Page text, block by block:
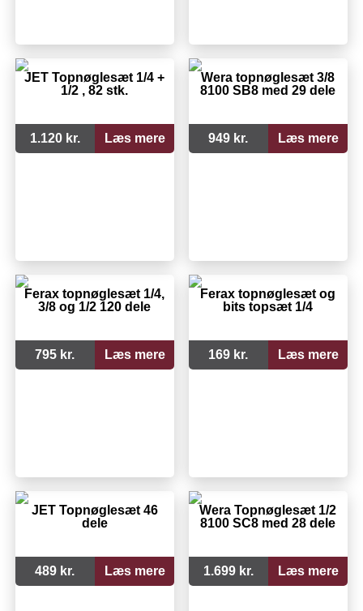
JET Topnøglesæt 1/4 +
1/2 , 82 stk.
1.120 kr. Læs mere
Wera topnøglesæt 3/8
8100 SB8 med 29 dele
949 kr. Læs mere
Ferax topnøglesæt 1/4,
3/8 og 1/2 120 dele
795 kr. Læs mere
Ferax topnøglesæt og
bits topsæt 1/4
169 kr. Læs mere
JET Topnøglesæt 46
dele
489 kr. Læs mere
Wera Topnøglesæt 1/2
8100 SC8 med 28 dele
1.699 kr. Læs mere